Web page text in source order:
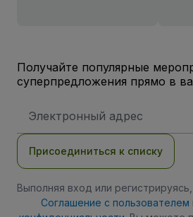
Получайте популярные
суперпредложения прямо в
электронной
Присоединиться к списку
Выполняя вход или
Соглашение с пользователем